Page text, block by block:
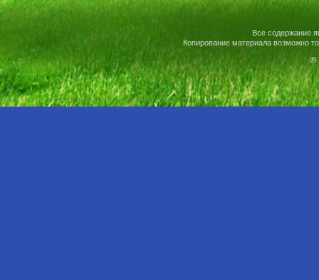
Все содержание
Копирование материала возможно
©